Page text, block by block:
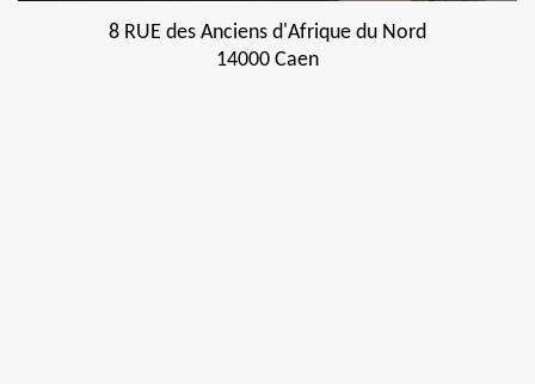
8 RUE des Anciens d'Afrique du Nord
14000 Caen